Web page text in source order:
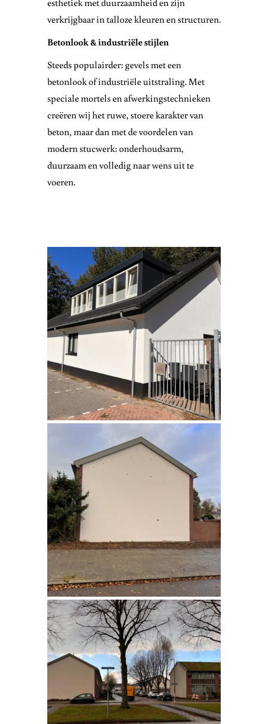
esthetiek met duurzaamheid en zijn
verkrijgbaar in talloze kleuren en structuren.
Betonlook & industriële stijlen
Steeds populairder: gevels met een
betonlook of industriële uitstraling. Met
speciale mortels en afwerkingstechnieken
creëren wij het ruwe, stoere karakter van
beton, maar dan met de voordelen van
modern stucwerk: onderhoudsarm,
duurzaam en volledig naar wens uit te
voeren.